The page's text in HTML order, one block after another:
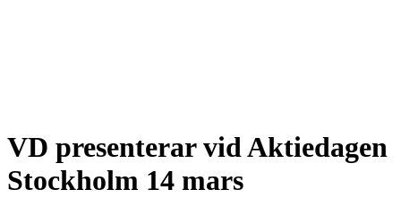
VD presenterar vid Aktiedagen
Stockholm 14 mars